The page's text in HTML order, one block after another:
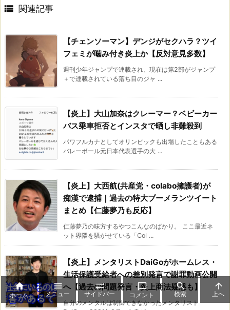
 関連記事
【チェンソーマン】デンジがセクハラ？ツイ
フェミが噛み付き炎上か【反対意見多数】
週刊少年ジャンプで連載され、現在は第2部がジャンプ
＋で連載されている落ち目のジャ ...
【炎上】大山加奈はクレーマー？ベビーカー
バス乗車拒否とインスタで晒し非難殺到
パワフルカナとしてオリンピックも出場したこともある
バレーボール元日本代表選手の大 ...
【炎上】大西航(共産党・colabo擁護者)が
痴漢で逮捕｜過去の特大ブーメランツイート
まとめ【仁藤夢乃も反応】
仁藤夢乃の味方するやつこんなのばかり。 ここ最近ネ
ット界隈を騒がせている「Col ...
【炎上】メンタリストDaiGoがホームレス・
生活保護受給者への差別発言で謝罪動画公開
へ【過去の問題発言・炎上商法疑惑も】
自分のメンタルは制御できなかったメンタリスト

ホーム

メニュー

サイドバー

コメント

検索

上へ